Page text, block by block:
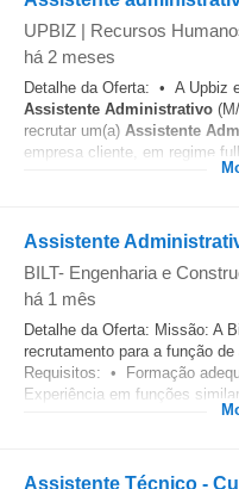
UPBIZ | Recursos
há 2 meses
Detalhe da Oferta: • A Upbiz
Assistente Administrativo
recrutar um(a) Assistente
empresa cliente, em regime
Assistente
BILT- Engenharia e
há 1 mês
Detalhe da Oferta: Missão: A
recrutamento para a função de
Requisitos: • Formação
Experiência em funções
Assistente Técnico -